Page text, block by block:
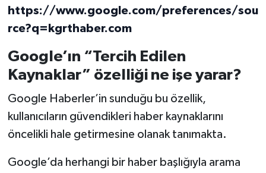
https://www.google.com/preferences/sou
rce?q=kgrthaber.com
Google’ın “Tercih Edilen
Kaynaklar” özelliği ne işe yarar?
Google Haberler’in sunduğu bu özellik,
kullanıcıların güvendikleri haber kaynaklarını
öncelikli hale getirmesine olanak tanımakta.
Google’da herhangi bir haber başlığıyla arama